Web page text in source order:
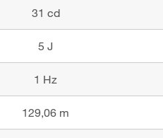
31 cd
5 J
1 Hz
129,06 m